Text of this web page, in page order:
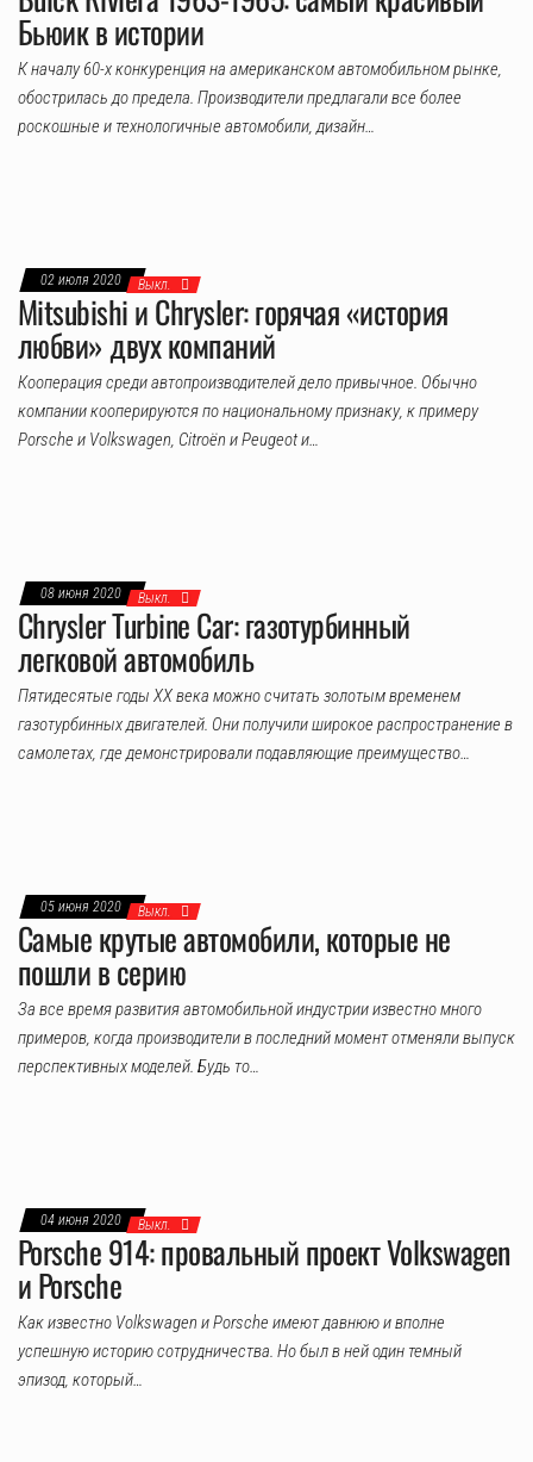
Бьюик в истории
К началу 60-х конкуренция на американском автомобильном рынке,
обострилась до предела. Производители предлагали все более
роскошные и технологичные автомобили, дизайн…
02 июля 2020 Выкл.
Mitsubishi и Chrysler: горячая «история
любви» двух компаний
Кооперация среди автопроизводителей дело привычное. Обычно
компании кооперируются по национальному признаку, к примеру
Porsche и Volkswagen, Citroën и Peugeot и…
08 июня 2020 Выкл.
Chrysler Turbine Car: газотурбинный
легковой автомобиль
Пятидесятые годы XX века можно считать золотым временем
газотурбинных двигателей. Они получили широкое распространение в
самолетах, где демонстрировали подавляющие преимущество…
05 июня 2020 Выкл.
Самые крутые автомобили, которые не
пошли в серию
За все время развития автомобильной индустрии известно много
примеров, когда производители в последний момент отменяли выпуск
перспективных моделей. Будь то…
04 июня 2020 Выкл.
Porsche 914: провальный проект Volkswagen
и Porsche
Как известно Volkswagen и Porsche имеют давнюю и вполне
успешную историю сотрудничества. Но был в ней один темный
эпизод, который…